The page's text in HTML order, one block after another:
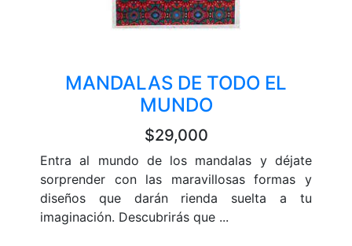
MANDALAS DE TODO EL
MUNDO
$29,000
Entra al mundo de los mandalas y déjate
sorprender con las maravillosas formas y
diseños que darán rienda suelta a tu
imaginación. Descubrirás que ...